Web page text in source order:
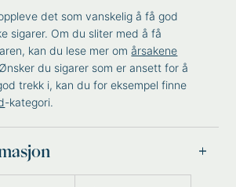
det som vanskelig å få god
sigarer. Om du sliter med å få
kan du lese mer omårsakene
du sigarer som er ansett for å
trekk i, kan du for eksempel finne
-kategori.